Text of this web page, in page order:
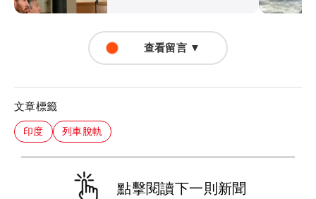
查看留言 ▼
文章標籤
印度 列車脫軌
點擊閱讀下一則新聞